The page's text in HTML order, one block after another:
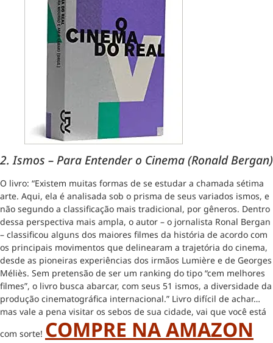
2. Ismos – Para Entender o Cinema (Ronald Bergan)
O livro: “Existem muitas formas de se estudar a chamada sétima
arte. Aqui, ela é analisada sob o prisma de seus variados ismos, e
não segundo a classificação mais tradicional, por gêneros. Dentro
dessa perspectiva mais ampla, o autor – o jornalista Ronal Bergan
– classificou alguns dos maiores filmes da história de acordo com
os principais movimentos que delinearam a trajetória do cinema,
desde as pioneiras experiências dos irmãos Lumière e de Georges
Méliès. Sem pretensão de ser um ranking do tipo “cem melhores
filmes”, o livro busca abarcar, com seus 51 ismos, a diversidade da
produção cinematográfica internacional.” Livro difícil de achar…
mas vale a pena visitar os sebos de sua cidade, vai que você está
com sorte! COMPRE NA AMAZON